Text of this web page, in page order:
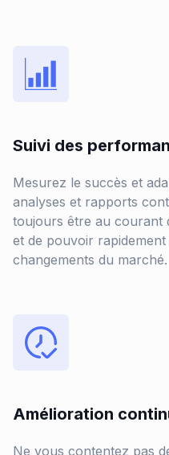
Suivi des
Mesurez le succès et
analyses et rapports
toujours être au courant
et de pouvoir
changements du marché.
Amélioration
Ne vous contentez pas